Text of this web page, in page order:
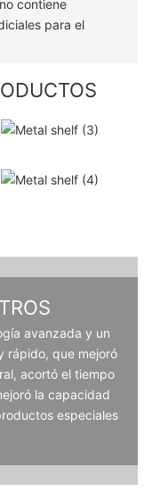
contiene
para el
avanzada y un
rápido, que mejoró
acortó el tiempo
la capacidad
especiales